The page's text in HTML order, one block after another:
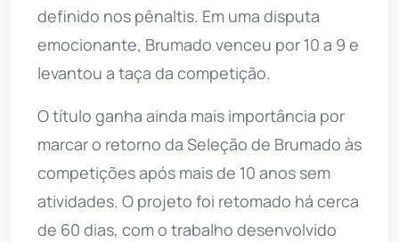
definido nos pênaltis. Em uma disputa
emocionante, Brumado venceu por 10 a 9 e
levantou a taça da competição.
O título ganha ainda mais importância por
marcar o retorno da Seleção de Brumado às
competições após mais de 10 anos sem
atividades. O projeto foi retomado há cerca
de 60 dias, com o trabalho desenvolvido